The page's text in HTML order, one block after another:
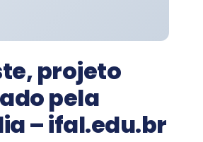
projeto
pela
– ifal.edu.br